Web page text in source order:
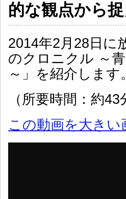
的な観点から
2014年2月28日に
のクロニクル ～
～」を紹介します。
（所要時間：約43
この動画を大きい